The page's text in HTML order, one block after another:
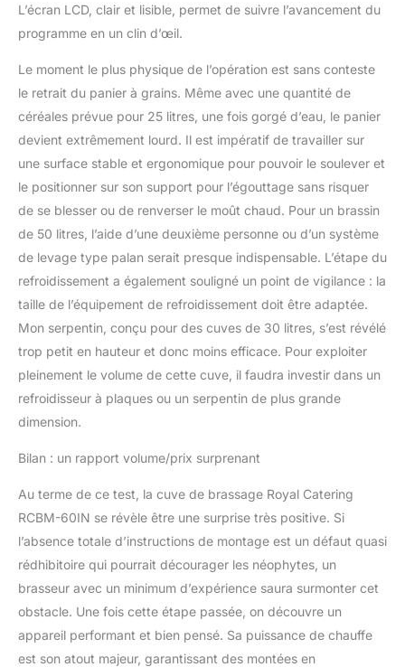
L’écran LCD, clair et lisible, permet de suivre l’avancement du
programme en un clin d’œil.
Le moment le plus physique de l’opération est sans conteste
le retrait du panier à grains. Même avec une quantité de
céréales prévue pour 25 litres, une fois gorgé d’eau, le panier
devient extrêmement lourd. Il est impératif de travailler sur
une surface stable et ergonomique pour pouvoir le soulever et
le positionner sur son support pour l’égouttage sans risquer
de se blesser ou de renverser le moût chaud. Pour un brassin
de 50 litres, l’aide d’une deuxième personne ou d’un système
de levage type palan serait presque indispensable. L’étape du
refroidissement a également souligné un point de vigilance : la
taille de l’équipement de refroidissement doit être adaptée.
Mon serpentin, conçu pour des cuves de 30 litres, s’est révélé
trop petit en hauteur et donc moins efficace. Pour exploiter
pleinement le volume de cette cuve, il faudra investir dans un
refroidisseur à plaques ou un serpentin de plus grande
dimension.
Bilan : un rapport volume/prix surprenant
Au terme de ce test, la cuve de brassage Royal Catering
RCBM-60IN se révèle être une surprise très positive. Si
l’absence totale d’instructions de montage est un défaut quasi
rédhibitoire qui pourrait décourager les néophytes, un
brasseur avec un minimum d’expérience saura surmonter cet
obstacle. Une fois cette étape passée, on découvre un
appareil performant et bien pensé. Sa puissance de chauffe
est son atout majeur, garantissant des montées en